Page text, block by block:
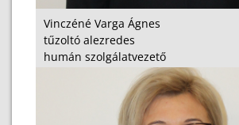
Vinczéné Varga Ágnes
tűzoltó alezredes
humán szolgálatvezető